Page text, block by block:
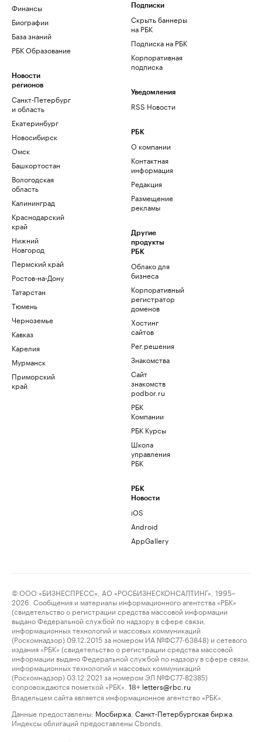
Финансы
Биографии
База знаний
РБК Образование
Новости
регионов
Санкт-Петербург
и область
Екатеринбург
Новосибирск
Омск
Башкортостан
Вологодская
область
Калининград
Краснодарский
край
Нижний
Новгород
Пермский край
Ростов-на-Дону
Татарстан
Тюмень
Черноземье
Кавказ
Карелия
Мурманск
Приморский
край
Подписки
Скрыть баннеры
на РБК
Подписка на РБК
Корпоративная
подписка
Уведомления
RSS Новости
РБК
О компании
Контактная
информация
Редакция
Размещение
рекламы
Другие
продукты
РБК
Облако для
бизнеса
Корпоративный
регистратор
доменов
Хостинг
сайтов
Рег.решения
Знакомства
Сайт
знакомств
podbor.ru
РБК
Компании
РБК Курсы
Школа
управления
РБК
РБК
Новости
iOS
Android
AppGallery
© ООО «БИЗНЕСПРЕСС», АО «РОСБИЗНЕСКОНСАЛТИНГ», 1995–
2026. Сообщения и материалы информационного агентства «РБК»
(свидетельство о регистрации средства массовой информации
выдано Федеральной службой по надзору в сфере связи,
информационных технологий и массовых коммуникаций
(Роскомнадзор) 09.12.2015 за номером ИА №ФС77-63848) и сетевого
издания «РБК» (свидетельство о регистрации средства массовой
информации выдано Федеральной службой по надзору в сфере связи,
информационных технологий и массовых коммуникаций
(Роскомнадзор) 03.12.2021 за номером ЭЛ №ФС77-82385)
сопровождаются пометкой «РБК».
18+ letters@rbc.ru
Владельцем сайта является информационное агентство «РБК».
Данные предоставлены: Мосбиржа Санкт-Петербургская биржа
Индексы облигаций предоставлены Cbonds.